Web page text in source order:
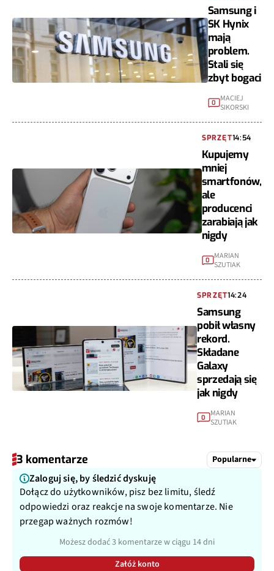
Samsung i
SK Hynix
mają
problem.
Stali się
zbyt bogaci
0 MACIEJ
SIKORSKI
SPRZĘT14:54
Kupujemy
mniej
smartfonów,
ale
producenci
zarabiają jak
nigdy
0 MARIAN
SZUTIAK
SPRZĘT14:24
Samsung
pobił własny
rekord.
Składane
Galaxy
sprzedają się
jak nigdy
0
MARIAN
SZUTIAK
3 komentarze Popularne
Zaloguj się, by śledzić dyskuję
Dołącz do użytkowników, pisz bez limitu, śledź
odpowiedzi oraz reakcje na swoje komentarze. Nie
przegap ważnych rozmów!
Możesz dodać 3 komentarze w ciągu 14 dni
Załóż konto